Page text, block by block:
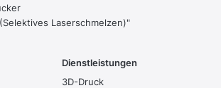
hier:
Laserschmelzen)"
Dienstleistungen
3D-Druck